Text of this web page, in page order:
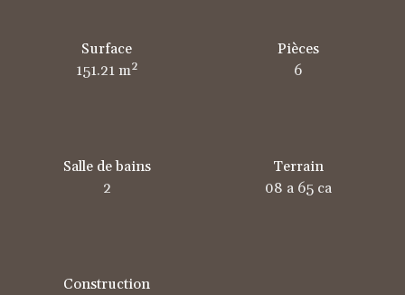
Surface
151.21 m²
Pièces
6
Salle de bains
2
Terrain
08 a 65 ca
Construction